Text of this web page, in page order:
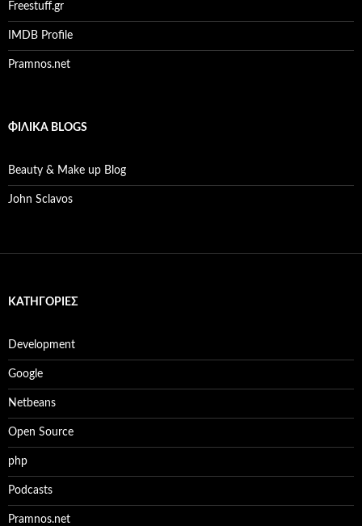
Freestuff.gr
IMDB Profile
Pramnos.net
ΦΙΛΙΚΆ BLOGS
Beauty & Make up Blog
John Sclavos
KΑΤΗΓΟΡΊΕΣ
Development
Google
Netbeans
Open Source
php
Podcasts
Pramnos.net